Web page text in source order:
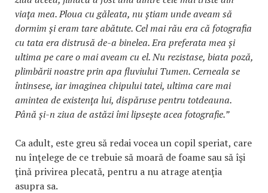
viața mea. Ploua cu găleata, nu știam unde aveam să
dormim și eram tare abătute. Cel mai rău era că fotografia
cu tata era distrusă de-a binelea. Era preferata mea și
ultima pe care o mai aveam cu el. Nu rezistase, biata poză,
plimbării noastre prin apa fluviului Tumen. Cerneala se
întinsese, iar imaginea chipului tatei, ultima care mai
amintea de existența lui, dispăruse pentru totdeauna.
Până și-n ziua de astăzi îmi lipsește acea fotografie.”
Ca adult, este greu să redai vocea un copil speriat, care
nu înţelege de ce trebuie să moară de foame sau să îşi
ţină privirea plecată, pentru a nu atrage atenţia
asupra sa.